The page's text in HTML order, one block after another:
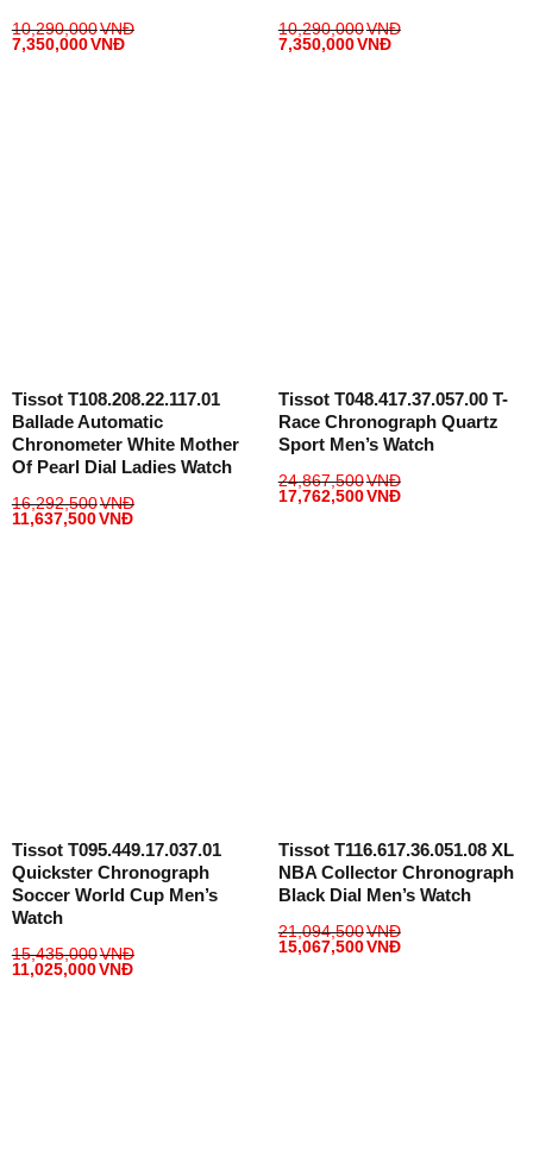
10,290,000VNĐ
7,350,000VNĐ
10,290,000VNĐ
7,350,000VNĐ
Tissot T108.208.22.117.01
Ballade Automatic
Chronometer White Mother
Of Pearl Dial Ladies Watch
16,292,500VNĐ
11,637,500VNĐ
Tissot T048.417.37.057.00 T-
Race Chronograph Quartz
Sport Men’s Watch
24,867,500VNĐ
17,762,500VNĐ
Tissot T095.449.17.037.01
Quickster Chronograph
Soccer World Cup Men’s
Watch
15,435,000VNĐ
11,025,000VNĐ
Tissot T116.617.36.051.08 XL
NBA Collector Chronograph
Black Dial Men’s Watch
21,094,500VNĐ
15,067,500VNĐ